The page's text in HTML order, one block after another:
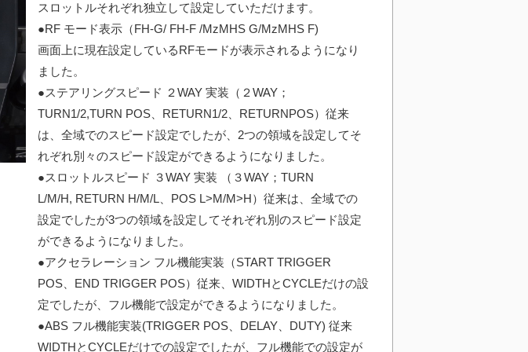
スロットルそれぞれ独立して設定していただけます。
●RF モード表示（FH-G/ FH-F /MzMHS G/MzMHS F)
画面上に現在設定しているRFモードが表示されるようになり
ました。
●ステアリングスピード ２WAY 実装（２WAY；
TURN1/2,TURN POS、RETURN1/2、RETURNPOS）従来
は、全域でのスピード設定でしたが、2つの領域を設定してそ
れぞれ別々のスピード設定ができるようになりました。
●スロットルスピード ３WAY 実装 （３WAY；TURN
L/M/H, RETURN H/M/L、POS L>M/M>H）従来は、全域での
設定でしたが3つの領域を設定してそれぞれ別のスピード設定
ができるようになりました。
●アクセラレーション フル機能実装（START TRIGGER
POS、END TRIGGER POS）従来、WIDTHとCYCLEだけの設
定でしたが、フル機能で設定ができるようになりました。
●ABS フル機能実装(TRIGGER POS、DELAY、DUTY) 従来
WIDTHとCYCLEだけでの設定でしたが、フル機能での設定が